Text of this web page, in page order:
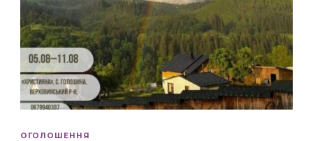
ОГОЛОШЕННЯ